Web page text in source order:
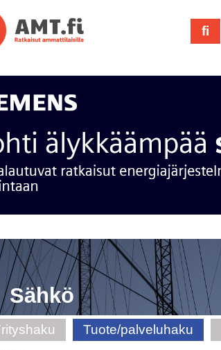
fi
Sähkö
Tuote/palveluhaku